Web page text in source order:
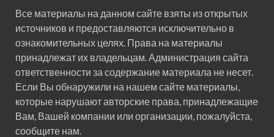
Все материалы на данном сайте взяты из открытых
источников и предоставляются исключительно в
ознакомительных целях. Права на материалы
принадлежат их владельцам. Администрация сайта
ответственности за содержание материала не несет.
Если Вы обнаружили на нашем сайте материалы,
которые нарушают авторские права, принадлежащие
Вам, Вашей компании или организации, пожалуйста,
сообщите нам.